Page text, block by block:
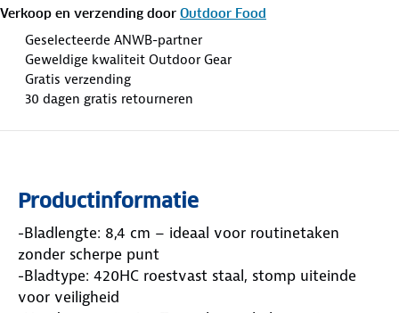
Verkoop en verzending door Outdoor Food
Geselecteerde ANWB-partner
Geweldige kwaliteit Outdoor Gear
Gratis verzending
30 dagen gratis retourneren
Productinformatie
-Bladlengte: 8,4 cm – ideaal voor routinetaken
zonder scherpe punt
-Bladtype: 420HC roestvast staal, stomp uiteinde
voor veiligheid